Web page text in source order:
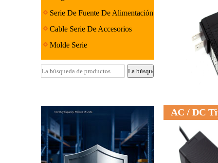
Serie De Fuente De Alimentación
Lineal
Cable Serie De Accesorios
Molde Serie
AC / DC